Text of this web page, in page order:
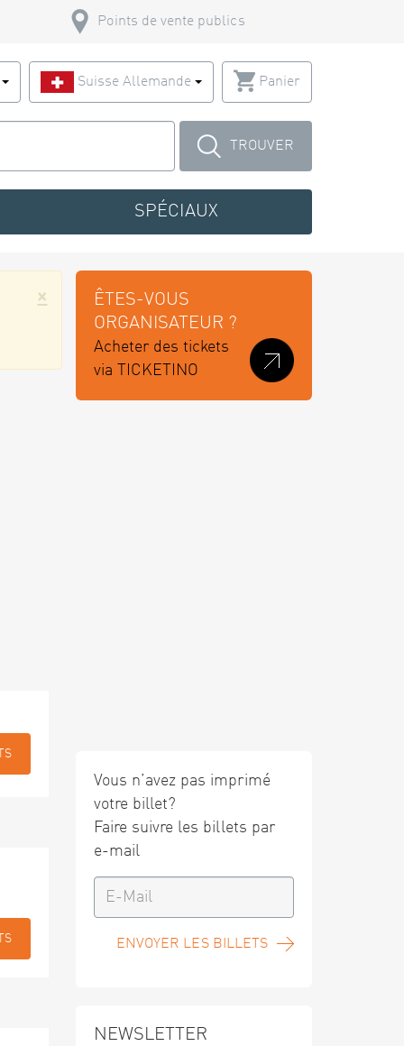
Points de vente publics
Suisse Allemande Panier
TROUVER
SPÉCIAUX
×
ÊTES-VOUS
ORGANISATEUR ?
Acheter des tickets
via TICKETINO
Vous n’avez pas imprimé
votre billet?
Faire suivre les billets par
e-mail
ENVOYER LES BILLETS
NEWSLETTER